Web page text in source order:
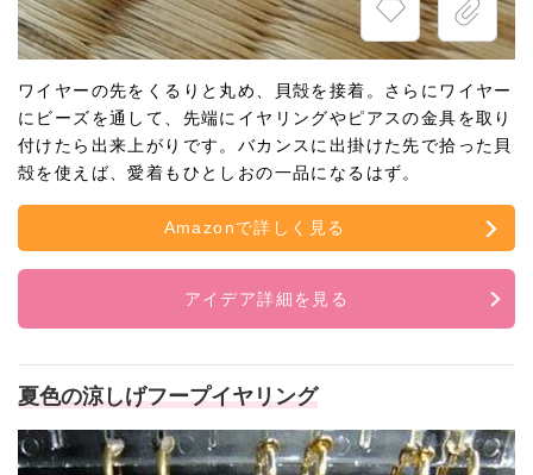
ワイヤーの先をくるりと丸め、貝殻を接着。さらにワイヤー
にビーズを通して、先端にイヤリングやピアスの金具を取り
付けたら出来上がりです。バカンスに出掛けた先で拾った貝
殻を使えば、愛着もひとしおの一品になるはず。
Amazonで詳しく見る
アイデア詳細を見る
夏色の涼しげフープイヤリング